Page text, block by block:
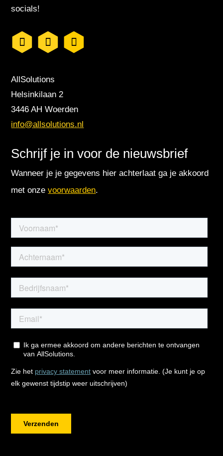
socials!
AllSolutions
Helsinkilaan 2
3446 AH Woerden
info@allsolutions.nl
Schrijf je in voor de nieuwsbrief
Wanneer je je gegevens hier achterlaat ga je akkoord
met onzevoorwaarden.